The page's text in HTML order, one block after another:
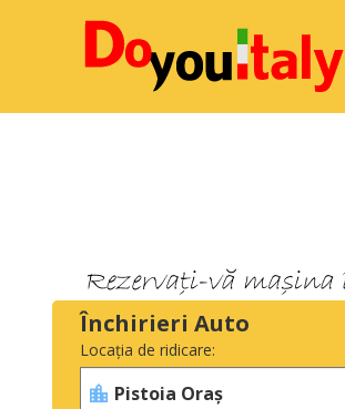
Închirieri Auto
Locația de ridicare: